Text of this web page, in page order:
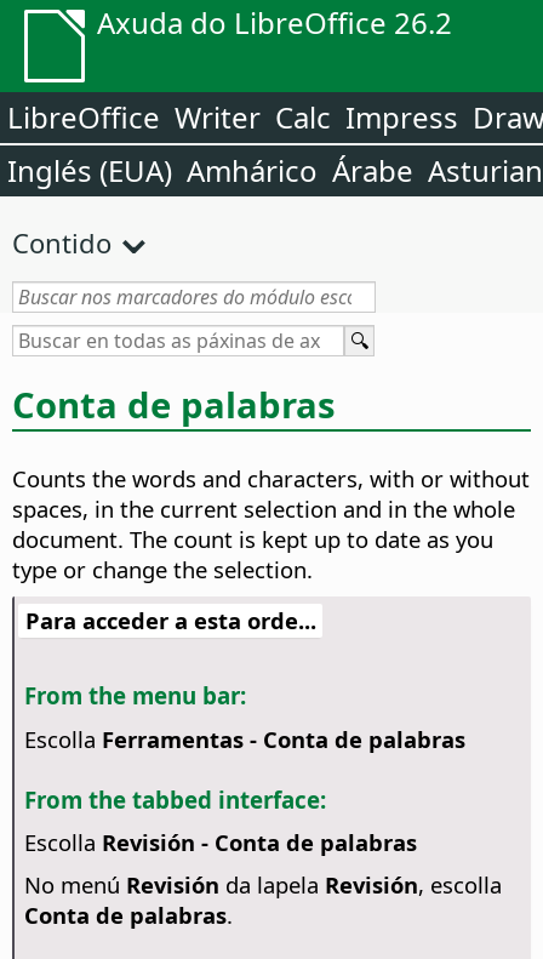
Axuda do LibreOffice 26.2
LibreOffice Writer Calc Impress
Inglés (EUA) Amhárico Árabe
Contido
Conta de palabras
Counts the words and characters, with or without
spaces, in the current selection and in the whole
document. The count is kept up to date as you
type or change the selection.
Para acceder a esta orde...
From the menu bar:
Escolla Ferramentas - Conta de palabras
From the tabbed interface:
Escolla Revisión - Conta de palabras
No menú Revisión da lapela Revisión, escolla
Conta de palabras.